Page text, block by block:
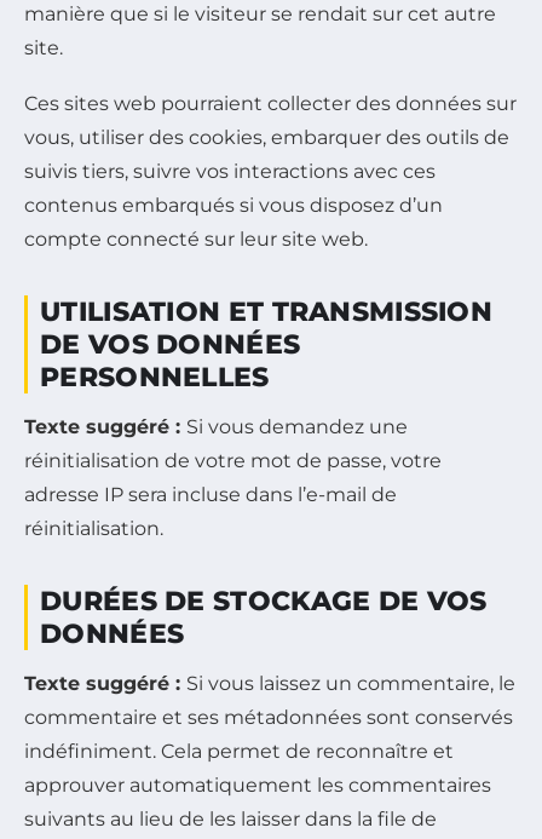
manière que si le visiteur se rendait sur cet autre
site.
Ces sites web pourraient collecter des données sur
vous, utiliser des cookies, embarquer des outils de
suivis tiers, suivre vos interactions avec ces
contenus embarqués si vous disposez d’un
compte connecté sur leur site web.
UTILISATION ET TRANSMISSION
DE VOS DONNÉES
PERSONNELLES
Texte suggéré : Si vous demandez une
réinitialisation de votre mot de passe, votre
adresse IP sera incluse dans l’e-mail de
réinitialisation.
DURÉES DE STOCKAGE DE VOS
DONNÉES
Texte suggéré : Si vous laissez un commentaire, le
commentaire et ses métadonnées sont conservés
indéfiniment. Cela permet de reconnaître et
approuver automatiquement les commentaires
suivants au lieu de les laisser dans la file de